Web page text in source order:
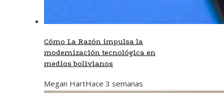
Cómo La Razón impulsa la
modernización tecnológica en
medios bolivianos
Megan HartHace 3 semanas